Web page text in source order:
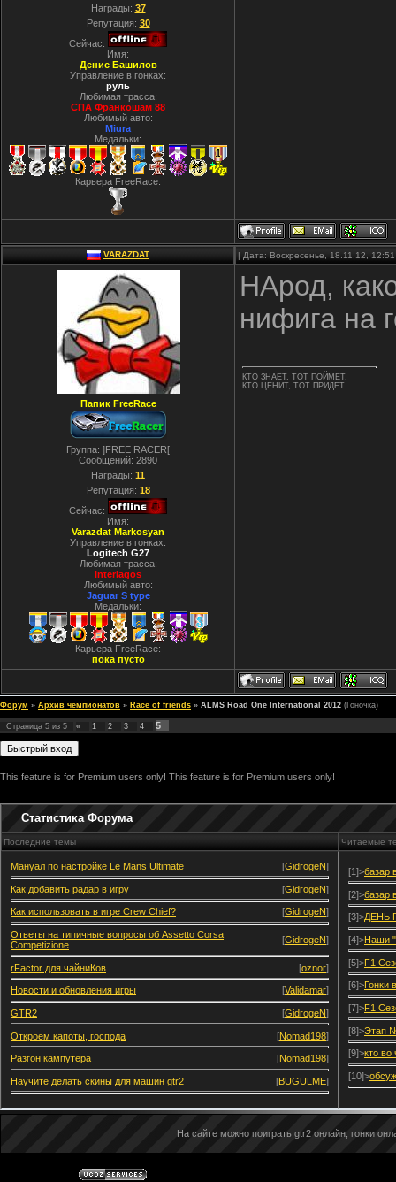
Награды: 37
Репутация: 30
Сейчас:
Имя:
Денис Башилов
Управление в гонках:
руль
Любимая трасса:
СПА Франкошам 88
Любимый авто:
Miura
Медальки:
Карьера FreeRace:
VARAZDAT | Дата: Воскресенье, 18.11.12,
Папик FreeRace
Группа: ]FREE RACER[
Сообщений: 2890
Награды: 11
Репутация: 18
Сейчас:
Имя:
Varazdat Markosyan
Управление в гонках:
Logitech G27
Любимая трасса:
Interlagos
Любимый авто:
Jaguar S type
Медальки:
Карьера FreeRace:
пока пусто
НАрод,
нифига на
КТО ЗНАЕТ, ТОТ ПОЙМЕТ,
КТО ЦЕНИТ, ТОТ ПРИДЕТ...
Форум » Архив чемпионатов » Race of friends » ALMS Road One International 2012 (Гоночка)
Страница 5 из 5 « 1 2 3 4 5
This feature is for Premium users only! This feature is for Premium users only!
Статистика Форума
Последние темы Читаемые
Мануал по настройке Le Mans Ultimate [GidrogeN]
Как добавить радар в игру [GidrogeN]
Как использовать в игре Crew Chief? [GidrogeN]
Ответы на типичные вопросы об Assetto Corsa
Competizione
[GidrogeN]
rFactor для чайниКов [oznor]
Новости и обновления игры [Validamar]
GTR2 [GidrogeN]
Откроем капоты, господа [Nomad198]
Разгон кампутера [Nomad198]
Научите делать скины для машин gtr2 [BUGULME]
[1]>базар
[2]>базар
[3]>ДЕНЬ
[4]>Наши
[5]>F1
[6]>Гонки
[7]>F1
[8]>Этап
[9]>кто во
[10]>
На сайте можно поиграть gtr2 онлайн, гонки